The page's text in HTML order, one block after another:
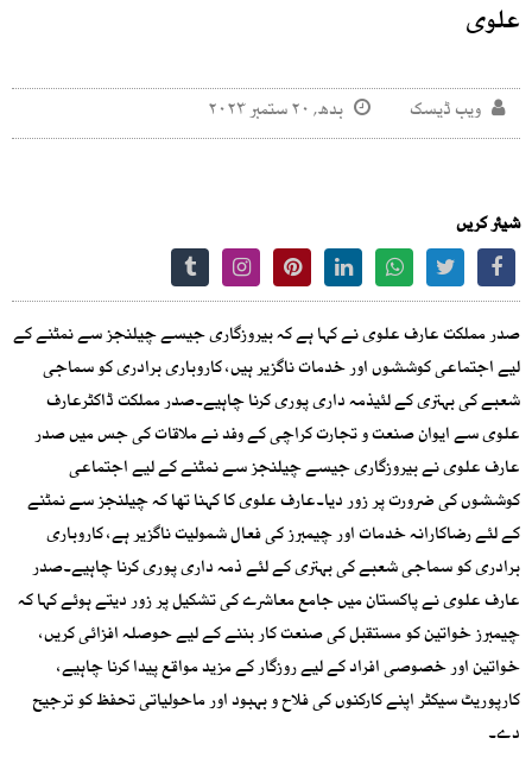
علوی
ویب ڈیسک بدھ, ۲۰ ستمبر ۲۰۲۳
شیئر کریں
صدر مملکت عارف علوی نے کہا ہے کہ بیروزگاری جیسے چیلنجز سے نمٹنے کے
لیے اجتماعی کوششوں اور خدمات ناگزیر ہیں، کاروباری برادری کو سماجی
شعبے کی بہتری کے لئیذمہ داری پوری کرنا چاہیے۔صدر مملکت ڈاکٹرعارف
علوی سے ایوان صنعت و تجارت کراچی کے وفد نے ملاقات کی جس میں صدر
عارف علوی نے بیروزگاری جیسے چیلنجز سے نمٹنے کے لیے اجتماعی
کوششوں کی ضرورت پر زور دیا۔عارف علوی کا کہنا تھا کہ چیلنجز سے نمٹنے
کے لئے رضاکارانہ خدمات اور چیمبرز کی فعال شمولیت ناگزیر ہے، کاروباری
برادری کو سماجی شعبے کی بہتری کے لئے ذمہ داری پوری کرنا چاہیے۔صدر
عارف علوی نے پاکستان میں جامع معاشرے کی تشکیل پر زور دیتے ہوئے کہا کہ
چیمبرز خواتین کو مستقبل کی صنعت کار بننے کے لیے حوصلہ افزائی کریں،
خواتین اور خصوصی افراد کے لیے روزگار کے مزید مواقع پیدا کرنا چاہیے،
کارپوریٹ سیکٹر اپنے کارکنوں کی فلاح و بہبود اور ماحولیاتی تحفظ کو ترجیح
دے۔